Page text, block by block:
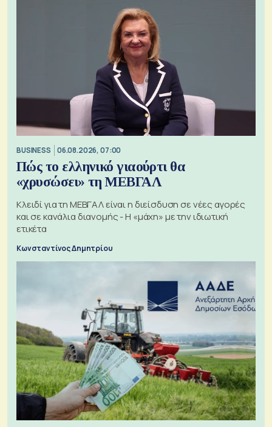
BUSINESS 06.08.2026, 07:00
Πώς το ελληνικό γιαούρτι θα
«χρυσώσει» τη ΜΕΒΓΑΛ
Κλειδί για τη ΜΕΒΓΑΛ είναι η διείσδυση σε νέες αγορές
και σε κανάλια διανομής - Η «μάχη» με την ιδιωτική
ετικέτα
Κωνσταντίνος Δημητρίου